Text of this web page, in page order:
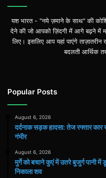
यश भारत - "नये ज़माने के साथ" की
देने की जो आपको ज़िंदगी में आगे बढ़ने
लिए। इसलिए आप यहां पाएंगे
बदलती आर्थिक
Popular Posts
August 6, 2026
दर्दनाक सड़क हादसा: तेज रफ्तार
गंभीर
August 6, 2026
मुर्गे को बचाने कुएं में उतरे बुजुर्ग पानी
निकाला शव